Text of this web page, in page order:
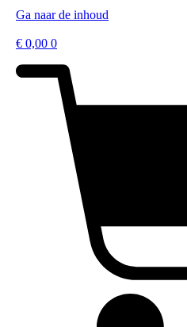
Ga naar de inhoud
€ 0,00 0